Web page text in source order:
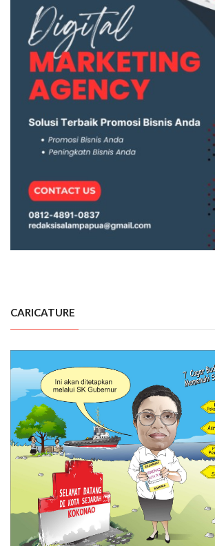
CARICATURE